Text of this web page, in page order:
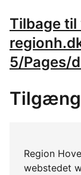
Tilbage
5/Pages/
Region
webstedet